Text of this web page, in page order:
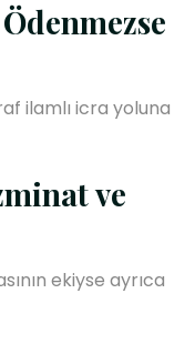
ilamlı icra yoluna
ve
ekiyse ayrıca